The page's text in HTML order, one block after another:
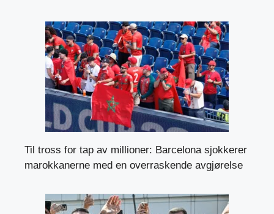
Til tross for tap av millioner: Barcelona sjokkerer
marokkanerne med en overraskende avgjørelse